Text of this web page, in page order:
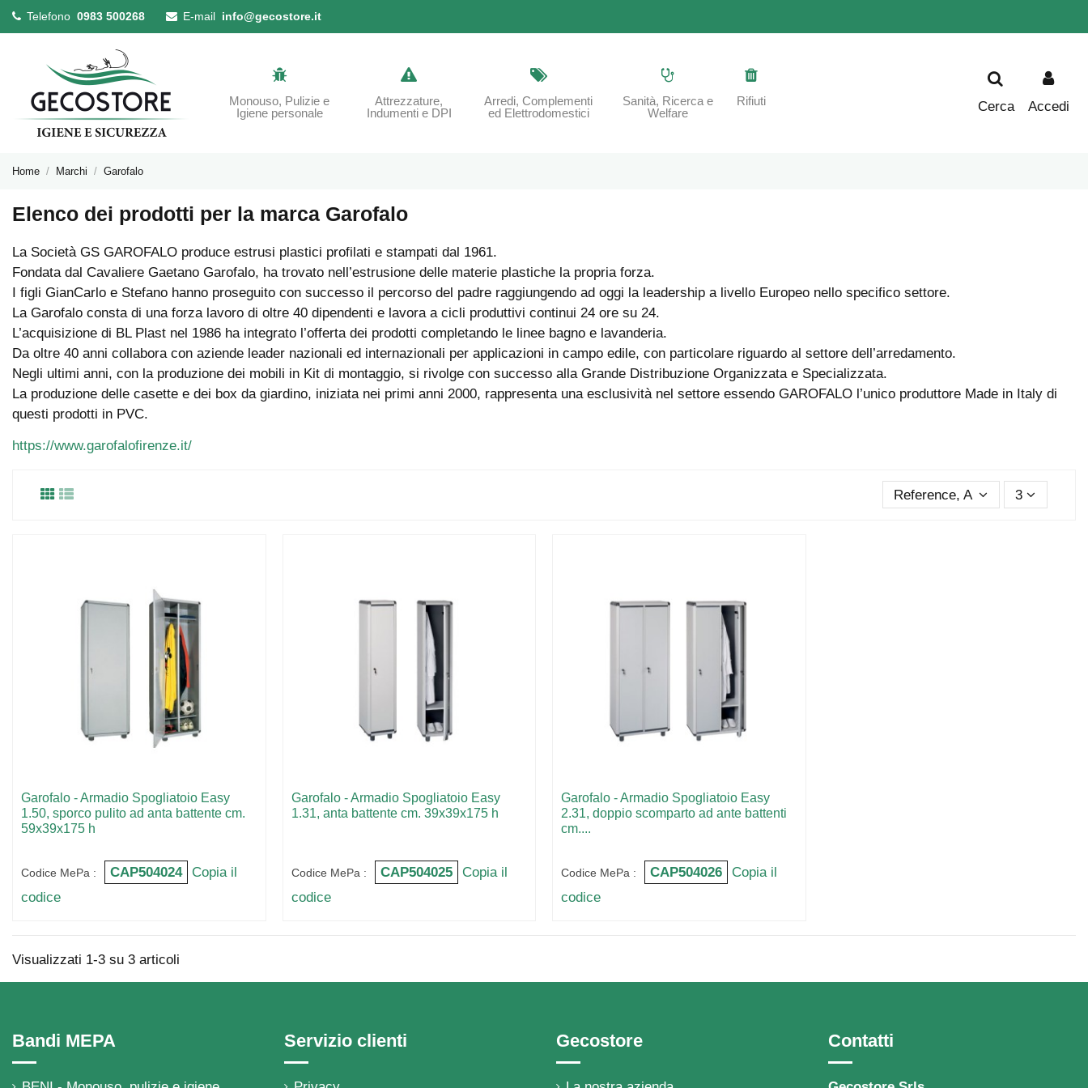
Telefono 0983 500268 E-mail info@gecostore.it
Monouso, Pulizie e
Igiene personale
Attrezzature,
Indumenti e DPI
Arredi, Complementi
ed Elettrodomestici
Sanità, Ricerca e
Welfare
Rifiuti Cerca Accedi
Home Marchi Garofalo
Elenco dei prodotti per la marca Garofalo
La Società GS GAROFALO produce estrusi plastici profilati e stampati dal 1961.
Fondata dal Cavaliere Gaetano Garofalo, ha trovato nell’estrusione delle materie plastiche la propria forza.
I figli GianCarlo e Stefano hanno proseguito con successo il percorso del padre raggiungendo ad oggi la leadership a livello Europeo nello specifico settore.
La Garofalo consta di una forza lavoro di oltre 40 dipendenti e lavora a cicli produttivi continui 24 ore su 24.
L’acquisizione di BL Plast nel 1986 ha integrato l’offerta dei prodotti completando le linee bagno e lavanderia.
Da oltre 40 anni collabora con aziende leader nazionali ed internazionali per applicazioni in campo edile, con particolare riguardo al settore dell’arredamento.
Negli ultimi anni, con la produzione dei mobili in Kit di montaggio, si rivolge con successo alla Grande Distribuzione Organizzata e Specializzata.
La produzione delle casette e dei box da giardino, iniziata nei primi anni 2000, rappresenta una esclusività nel settore essendo GAROFALO l’unico produttore Made in Italy di
questi prodotti in PVC.
https://www.garofalofirenze.it/
Reference, A to Z 3
Garofalo - Armadio Spogliatoio Easy
1.50, sporco pulito ad anta battente cm.
59x39x175 h
Codice MePa : CAP504024
Copia il
codice
Garofalo - Armadio Spogliatoio Easy
1.31, anta battente cm. 39x39x175 h
Codice MePa : CAP504025
Copia il
codice
Garofalo - Armadio Spogliatoio Easy
2.31, doppio scomparto ad ante battenti
cm....
Codice MePa : CAP504026
Copia il
codice
Visualizzati 1-3 su 3 articoli
Bandi MEPA Servizio clienti Gecostore Contatti